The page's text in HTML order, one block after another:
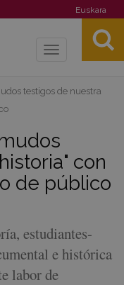
Euskara
Toggle
testigos de nuestra
con
de público
estudiantes-
e histórica
labor de